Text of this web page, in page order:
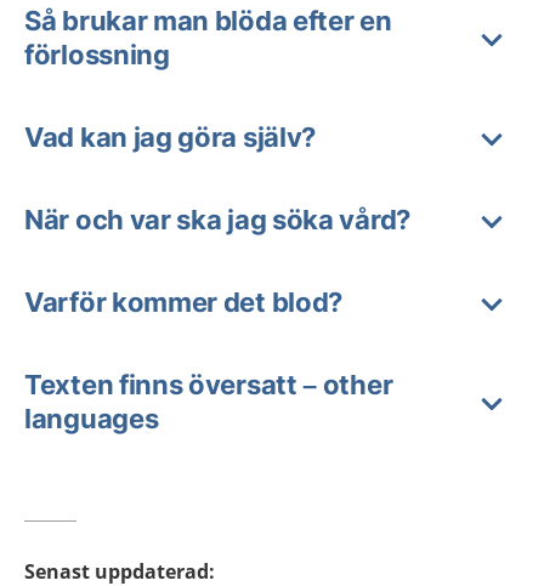
Så brukar man blöda efter en
förlossning
Vad kan jag göra själv?
När och var ska jag söka vård?
Varför kommer det blod?
Texten finns översatt – other
languages
Senast uppdaterad: